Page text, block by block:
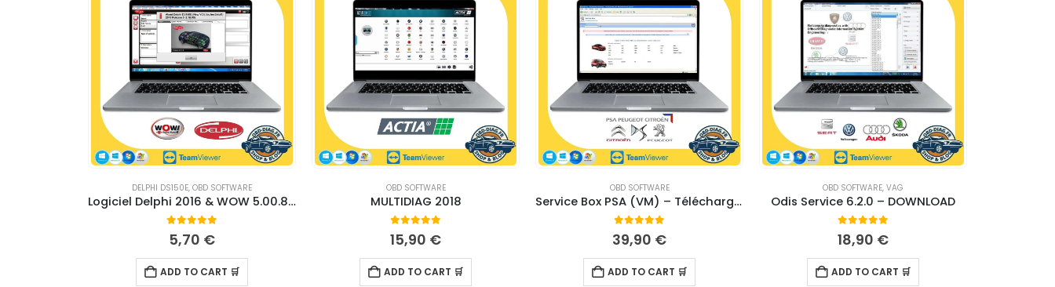
DELPHI DS150E, OBD SOFTWARE
Logiciel Delphi 2016 & WOW 5.00.8 – TELECHARGEMENT
0out of 5
5,70 €
ADD TO CART 🛒
OBD SOFTWARE
MULTIDIAG 2018
0 out of 5
15,90 €
ADD TO CART 🛒
OBD SOFTWARE
Service Box PSA (VM) – Téléchargement
0out of 5
39,90 €
ADD TO CART 🛒
OBD SOFTWARE, VAG
Odis Service 6.2.0 – DOWNLOAD
0 out of 5
18,90 €
ADD TO CART 🛒